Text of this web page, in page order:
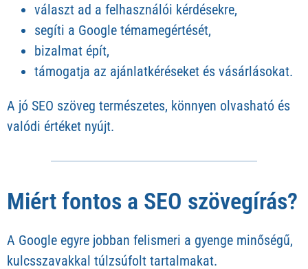
választ ad a felhasználói kérdésekre,
segíti a Google témamegértését,
bizalmat épít,
támogatja az ajánlatkéréseket és vásárlásokat.
A jó SEO szöveg természetes, könnyen olvasható és
valódi értéket nyújt.
Miért fontos a SEO szövegírás?
A Google egyre jobban felismeri a gyenge minőségű,
kulcsszavakkal túlzsúfolt tartalmakat.